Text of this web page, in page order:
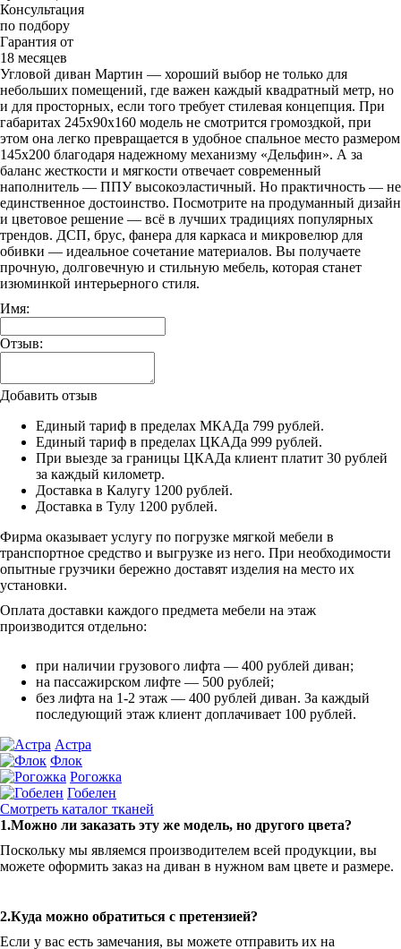
Консультация
по подбору
Гарантия от
18 месяцев
Угловой диван Мартин — хороший выбор не только для
небольших помещений, где важен каждый квадратный метр, но
и для просторных, если того требует стилевая концепция. При
габаритах 245х90х160 модель не смотрится громоздкой, при
этом она легко превращается в удобное спальное место размером
145х200 благодаря надежному механизму «Дельфин». А за
баланс жесткости и мягкости отвечает современный
наполнитель — ППУ высокоэластичный. Но практичность — не
единственное достоинство. Посмотрите на продуманный дизайн
и цветовое решение — всё в лучших традициях популярных
трендов. ДСП, брус, фанера для каркаса и микровелюр для
обивки — идеальное сочетание материалов. Вы получаете
прочную, долговечную и стильную мебель, которая станет
изюминкой интерьерного стиля.
Имя:
Отзыв:
Добавить отзыв
Единый тариф в пределах МКАДа 799 рублей.
Единый тариф в пределах ЦКАДа 999 рублей.
При выезде за границы ЦКАДа клиент платит 30 рублей
за каждый километр.
Доставка в Калугу 1200 рублей.
Доставка в Тулу 1200 рублей.
Фирма оказывает услугу по погрузке мягкой мебели в
транспортное средство и выгрузке из него. При необходимости
опытные грузчики бережно доставят изделия на место их
установки.
Оплата доставки каждого предмета мебели на этаж
производится отдельно:
при наличии грузового лифта — 400 рублей диван;
на пассажирском лифте — 500 рублей;
без лифта на 1-2 этаж — 400 рублей диван. За каждый
последующий этаж клиент доплачивает 100 рублей.
Астра
Флок
Рогожка
Гобелен
Смотреть каталог тканей
1.Можно ли заказать эту же модель, но другого цвета?
Поскольку мы являемся производителем всей продукции, вы
можете оформить заказ на диван в нужном вам цвете и размере.
2.Куда можно обратиться с претензией?
Если у вас есть замечания, вы можете отправить их на